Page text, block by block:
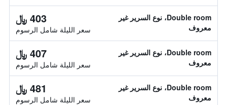
Double room، نوع السرير غير
معروف
403 ﷼
سعر الليلة شامل الرسوم
Double room، نوع السرير غير
معروف
407 ﷼
سعر الليلة شامل الرسوم
Double room، نوع السرير غير
معروف
481 ﷼
سعر الليلة شامل الرسوم